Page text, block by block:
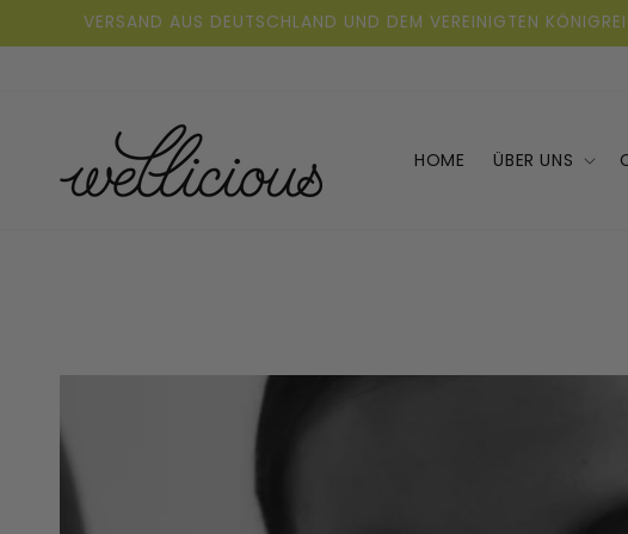
Inhalt
VERSAND AUS DEUTSCHLAND UND DEM VEREINIGTEN
HOME ÜBER UNS